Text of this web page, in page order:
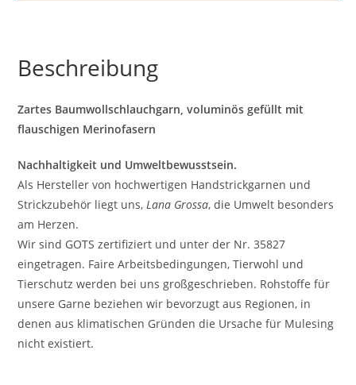
Beschreibung
Zartes Baumwollschlauchgarn, voluminös gefüllt mit
flauschigen Merinofasern
Nachhaltigkeit und Umweltbewusstsein.
Als Hersteller von hochwertigen Handstrickgarnen und
Strickzubehör liegt uns,Lana Grossa, die Umwelt besonders
am Herzen.
Wir sind GOTS zertifiziert und unter der Nr. 35827
eingetragen. Faire Arbeitsbedingungen, Tierwohl und
Tierschutz werden bei uns großgeschrieben. Rohstoffe für
unsere Garne beziehen wir bevorzugt aus Regionen, in
denen aus klimatischen Gründen die Ursache für Mulesing
nicht existiert.